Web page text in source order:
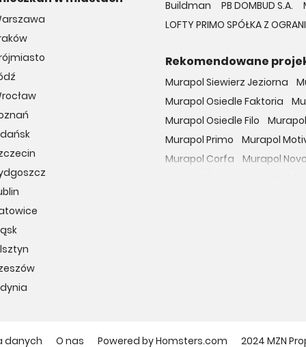
Buildman PB DOMBUD S.A.
LOFTY PRIMO SPÓŁKA Z
Rekomendowane
Murapol Siewierz Jeziorna
Murapol Osiedle Faktoria
Murapol Osiedle Filo
Murapol Primo
Murapol
Murapol Corfa
Murapol Novo
danych O nas Powered by Homsters.com 2024 MZN